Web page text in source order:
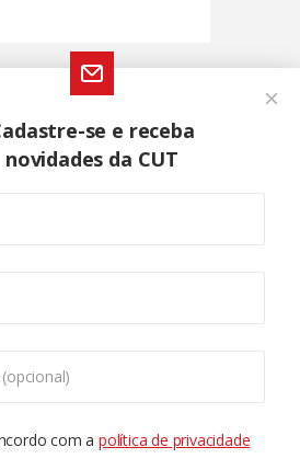
se e receba
novidades da CUT
com apolítica de privacidade
mais